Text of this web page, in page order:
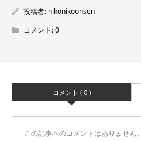
投稿者: nikonikoonsen
コメント:0
コメント ( 0 )
この記事へのコメントはありません。